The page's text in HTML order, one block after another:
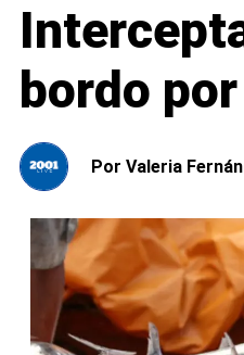
bordo
Por Valeria